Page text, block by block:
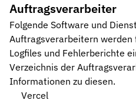
Auftragsverarbeiter
Folgende Software und
Auftragsverarbeitern werden
Logfiles und Fehlerberichte
Verzeichnis der
Informationen zu diesen.
Vercel